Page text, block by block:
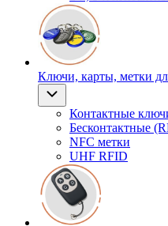
Ключи, карты, метки
Контактные
Бесконтактные
NFC метки
UHF RFID